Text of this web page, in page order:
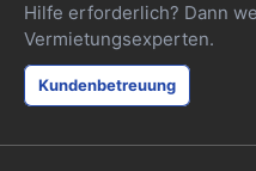
Hilfe erforderlich? Dann
Vermietungsexperten.
Kundenbetreuung